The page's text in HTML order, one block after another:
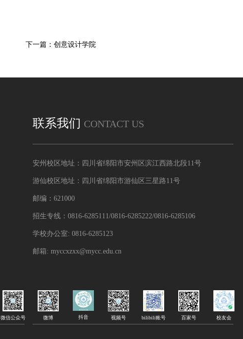
下一篇：创意设计学院
联系我们 CONTACT US
安州校区地址：四川省绵阳市安州区滨江西路北段11号
游仙校区地址：四川省绵阳市游仙区三星路11号
邮编：621000
招生专线：0816-6285111/0816-6285222/0816-6285106
学校办公室: 0816-6285123
邮箱: myccxzxx@mycc.edu.cn
微信公众号 微博 抖音 视频号 bilibili账号 百家号 校友会